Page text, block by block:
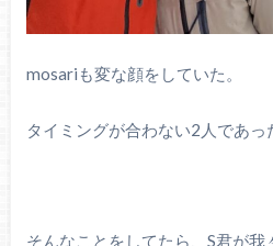
mosariも変な顔をしていた。
タイミングが合わない2人であっ
そんなことをしてたら、S君が